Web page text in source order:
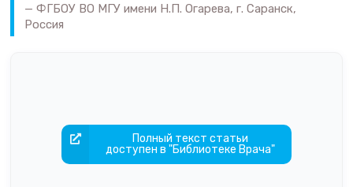
ФГБОУ ВО МГУ имени Н.П. Огарева, г. Саранск,
Россия
Полный текст статьи
доступен в "Библиотеке Врача"